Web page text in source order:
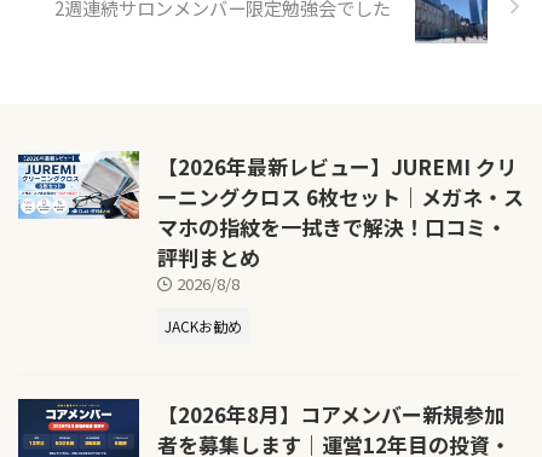
2週連続サロンメンバー限定勉強会でした
【2026年最新レビュー】JUREMI クリ
ーニングクロス 6枚セット｜メガネ・ス
マホの指紋を一拭きで解決！口コミ・
評判まとめ
2026/8/8
JACKお勧め
【2026年8月】コアメンバー新規参加
者を募集します｜運営12年目の投資・